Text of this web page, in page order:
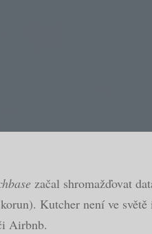
začal shromažďovat
Kutcher není ve světě
Airbnb.